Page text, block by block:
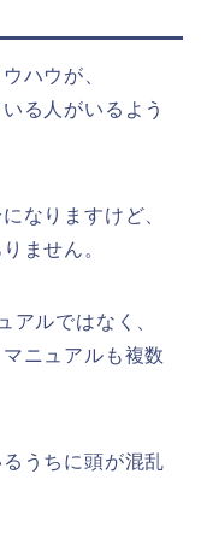
ハウが、
る人がいるよう
なりますけど、
ません。
アルではなく、
ニュアルも複数
うちに頭が混乱